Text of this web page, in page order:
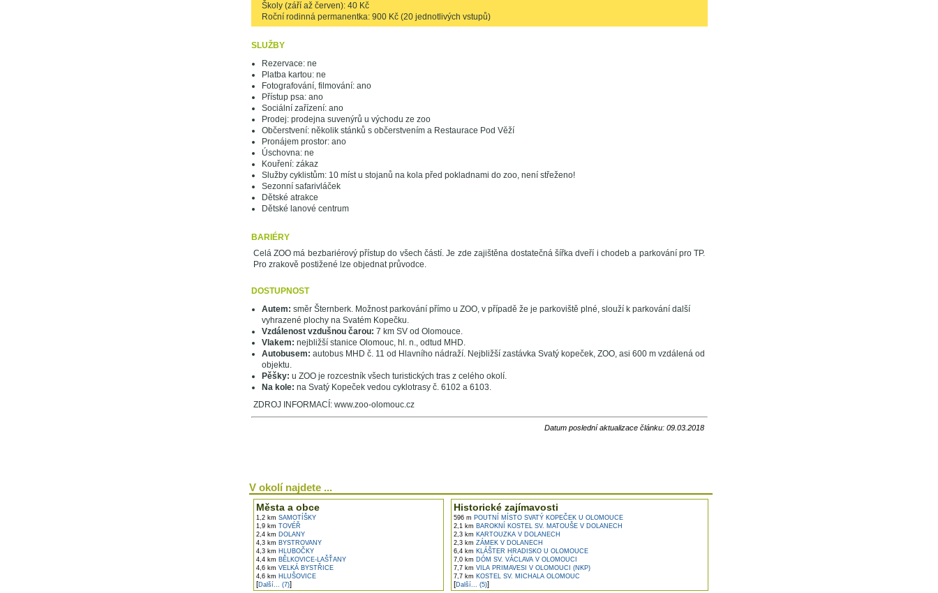
Školy (září až červen): 40 Kč
Roční rodinná permanentka: 900 Kč (20 jednotlivých vstupů)
SLUŽBY
Rezervace: ne
Platba kartou: ne
Fotografování, filmování: ano
Přístup psa: ano
Sociální zařízení: ano
Prodej: prodejna suvenýrů u východu ze zoo
Občerstvení: několik stánků s občerstvením a Restaurace Pod Věží
Pronájem prostor: ano
Úschovna: ne
Kouření: zákaz
Služby cyklistům: 10 míst u stojanů na kola před pokladnami do zoo, není střeženo!
Sezonní safarivláček
Dětské atrakce
Dětské lanové centrum
BARIÉRY
Celá ZOO má bezbariérový přístup do všech částí. Je zde zajištěna dostatečná šířka dveří i chodeb a parkování pro TP.
Pro zrakově postižené lze objednat průvodce.
DOSTUPNOST
Autem: směr Šternberk. Možnost parkování přímo u ZOO, v případě že je parkoviště plné, slouží k parkování další
vyhrazené plochy na Svatém Kopečku.
Vzdálenost vzdušnou čarou: 7 km SV od Olomouce.
Vlakem: nejbližší stanice Olomouc, hl. n., odtud MHD.
Autobusem: autobus MHD č. 11 od Hlavního nádraží. Nejbližší zastávka Svatý kopeček, ZOO, asi 600 m vzdálená od
objektu.
Pěšky: u ZOO je rozcestník všech turistických tras z celého okolí.
Na kole: na Svatý Kopeček vedou cyklotrasy č. 6102 a 6103.
ZDROJ INFORMACÍ: www.zoo-olomouc.cz
Datum poslední aktualizace článku: 09.03.2018
V okolí najdete ...
Města a obce
1,2 km SAMOTÍŠKY
1,9 km TOVÉŘ
2,4 km DOLANY
4,3 km BYSTROVANY
4,3 km HLUBOČKY
4,4 km BĚLKOVICE-LAŠŤANY
4,6 km VELKÁ BYSTŘICE
4,6 km HLUŠOVICE
[Další... (7)]
Historické zajímavosti
596 m POUTNÍ MÍSTO SVATÝ KOPEČEK U OLOMOUCE
2,1 km BAROKNÍ KOSTEL SV. MATOUŠE V DOLANECH
2,3 km KARTOUZKA V DOLANECH
2,3 km ZÁMEK V DOLANECH
6,4 km KLÁŠTER HRADISKO U OLOMOUCE
7,0 km DÓM SV. VÁCLAVA V OLOMOUCI
7,7 km VILA PRIMAVESI V OLOMOUCI (NKP)
7,7 km KOSTEL SV. MICHALA OLOMOUC
[Další... (5)]